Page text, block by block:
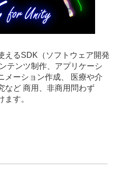
えるSDK（ソフトウェア開発
テンツ制作、アプリケーシ
メーション作成、 医療や介
など 商用、非商用問わず
す。